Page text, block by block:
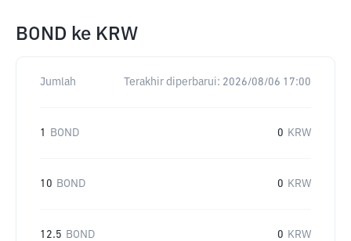
BOND ke KRW
Jumlah Terakhir diperbarui: 2026/08/06 17:00
1 BOND 0 KRW
10 BOND 0 KRW
12.5 BOND 0 KRW